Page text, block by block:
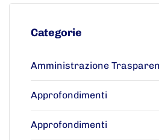
Categorie
Amministrazione
Approfondimenti
Approfondimenti